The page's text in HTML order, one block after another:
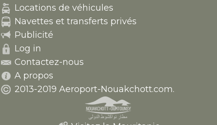
Locations de véhicules
Navettes et transferts privés
Publicité
Log in
Contactez-nous
A propos
2013-2019 Aeroport-Nouakchott.com.